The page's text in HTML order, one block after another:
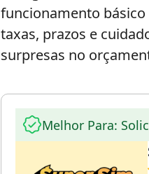
funcionamento
taxas, prazos e
surpresas no
Melhor Para: